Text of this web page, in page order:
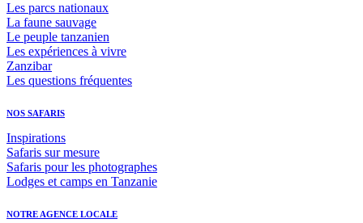
Les parcs nationaux
La faune sauvage
Le peuple tanzanien
Les expériences à vivre
Zanzibar
Les questions fréquentes
NOS SAFARIS
Inspirations
Safaris sur mesure
Safaris pour les photographes
Lodges et camps en Tanzanie
NOTRE AGENCE LOCALE